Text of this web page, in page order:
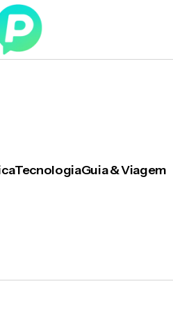
TecnologiaGuia & Viagem